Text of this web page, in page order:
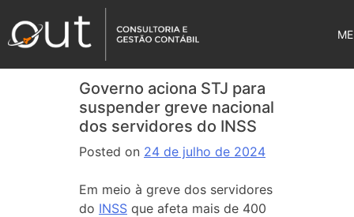
Governo aciona STJ para
suspender greve nacional
dos servidores do INSS
Posted on 24 de julho de 2024
Em meio à greve dos servidores
do INSS que afeta mais de 400